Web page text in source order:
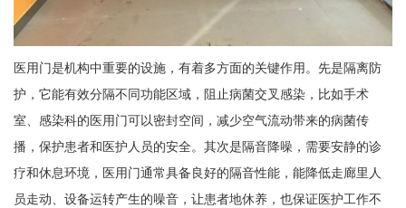
医用门是机构中重要的设施，有着多方面的关键作用。先是隔离防
护，它能有效分隔不同功能区域，阻止病菌交叉感染，比如手术
室、感染科的医用门可以密封空间，减少空气流动带来的病菌传
播，保护患者和医护人员的安全。其次是隔音降噪，需要安静的诊
疗和休息环境，医用门通常具备良好的隔音性能，能降低走廊里人
员走动、设备运转产生的噪音，让患者地休养，也保证医护工作不